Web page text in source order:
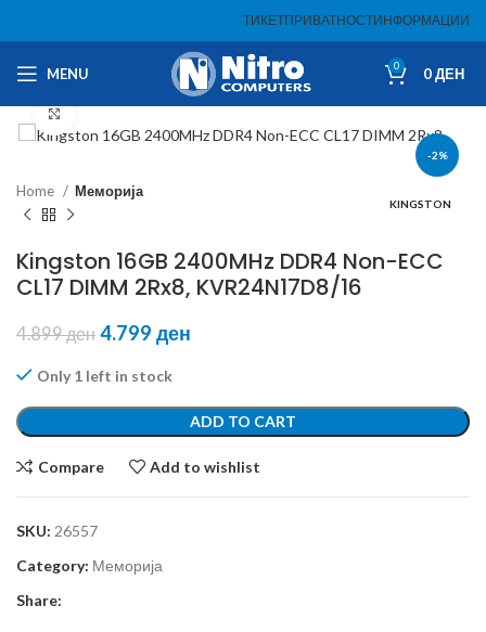
ТИКЕТПРИВАТНОСТИНФОРМАЦИИ
MENU 0 0ДЕН
-2%
KINGSTON
Home Меморија
Kingston 16GB 2400MHz DDR4 Non-ECC
CL17 DIMM 2Rx8, KVR24N17D8/16
4.899ден 4.799 ден
Only 1 left in stock
ADD TO CART
Compare Add to wishlist
SKU: 26557
Category: Меморија
Share: